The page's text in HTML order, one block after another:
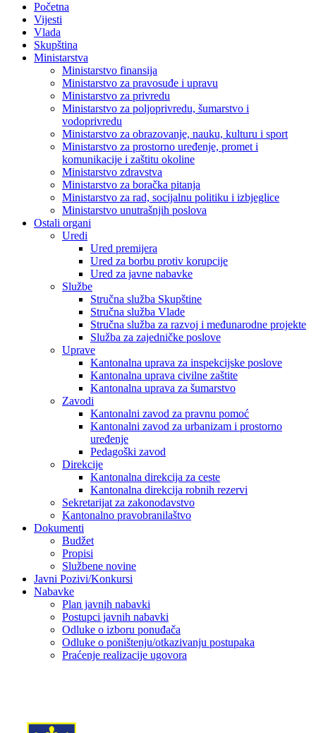
Početna
Vijesti
Vlada
Skupština
Ministarstva
Ministarstvo finansija
Ministarstvo za pravosuđe i upravu
Ministarstvo za privredu
Ministarstvo za poljoprivredu, šumarstvo i
vodoprivredu
Ministarstvo za obrazovanje, nauku, kulturu i sport
Ministarstvo za prostorno uređenje, promet i
komunikacije i zaštitu okoline
Ministarstvo zdravstva
Ministarstvo za boračka pitanja
Ministarstvo za rad, socijalnu politiku i izbjeglice
Ministarstvo unutrašnjih poslova
Ostali organi
Uredi
Ured premijera
Ured za borbu protiv korupcije
Ured za javne nabavke
Službe
Stručna služba Skupštine
Stručna služba Vlade
Stručna služba za razvoj i međunarodne projekte
Služba za zajedničke poslove
Uprave
Kantonalna uprava za inspekcijske poslove
Kantonalna uprava civilne zaštite
Kantonalna uprava za šumarstvo
Zavodi
Kantonalni zavod za pravnu pomoć
Kantonalni zavod za urbanizam i prostorno
uređenje
Pedagoški zavod
Direkcije
Kantonalna direkcija za ceste
Kantonalna direkcija robnih rezervi
Sekretarijat za zakonodavstvo
Kantonalno pravobranilaštvo
Dokumenti
Budžet
Propisi
Službene novine
Javni Pozivi/Konkursi
Nabavke
Plan javnih nabavki
Postupci javnih nabavki
Odluke o izboru ponuđača
Odluke o poništenju/otkazivanju postupaka
Praćenje realizacije ugovora